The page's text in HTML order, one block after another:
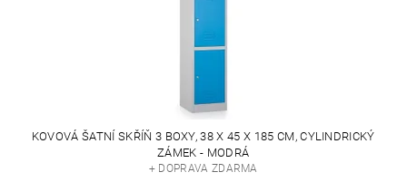
KOVOVÁ ŠATNÍ SKŘÍŇ 3 BOXY, 38 X 45 X 185 CM, CYLINDRICKÝ
ZÁMEK - MODRÁ
+ DOPRAVA ZDARMA